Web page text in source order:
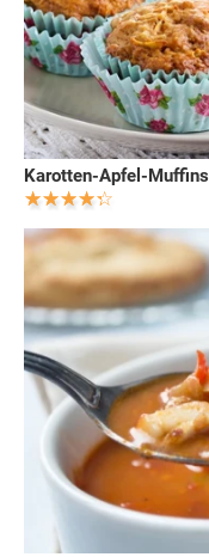
Karotten-Apfel-Muffins